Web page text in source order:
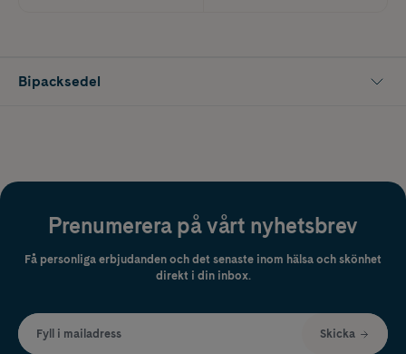
Bipacksedel
Prenumerera på vårt nyhetsbrev
Få personliga erbjudanden och det senaste inom hälsa och skönhet
direkt i din inbox.
Fyll i mailadress Skicka